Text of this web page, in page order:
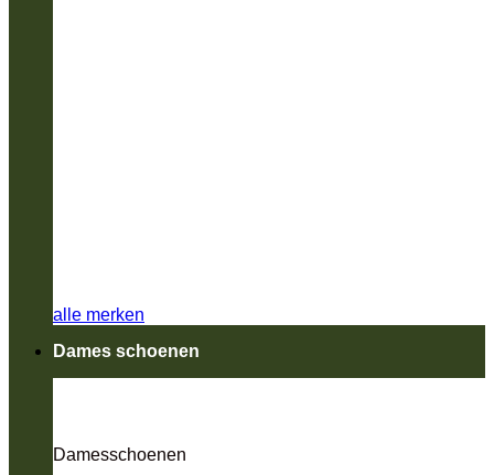
alle merken
Dames schoenen
Damesschoenen